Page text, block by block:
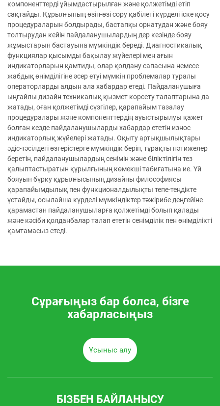
компоненттерді ұйымдастырылған және қолжетімді етіп
сақтайды. Құрылғының өзін-өзі сору қабілеті күрделі іске қосу
процедураларын болдырады, бастапқы орнатудан және бояу
толтырудан кейін пайдаланушылардың дер кезінде бояу
жұмыстарын бастауына мүмкіндік береді. Диагностикалық
функциялар қысымды бақылау жүйелері мен ағын
индикаторларын қамтиды, олар қолдану сапасына немесе
жабдық өнімділігіне әсер етуі мүмкін проблемалар туралы
операторларды алдын ала хабардар етеді. Пайдаланушыға
ыңғайлы дизайн техникалық қызмет көрсету талаптарына да
жатады, оған қолжетімді сүзгілер, қарапайым тазалау
процедуралары және компоненттердің ауыстырылуы қажет
болған кезде пайдаланушыларды хабардар ететін износ
индикаторлық жүйелері жатады. Оқыту артықшылықтары
әдіс-тәсілдегі өзгерістерге мүмкіндік беріп, тұрақты нәтижелер
беретін, пайдаланушылардың сенімін және біліктілігін тез
қалыптастыратын құрылғының көмекші табиғатына ие. Үй
бояуын бүрку құрылғысының дизайны философиясы
қарапайымдылық пен функционалдылықты тепе-теңдікте
ұстайды, осылайша күрделі мүмкіндіктер тәжірибе деңгейіне
қарамастан пайдаланушыларға қолжетімді болып қалады
және кәсіби қолданбалар талап ететін сенімділік пен өнімділікті
қамтамасыз етеді.
Сұрағыңыз бар болса, бізге
хабарласыңыз
Ұсыныс алу
БІЗБЕН БАЙЛАНЫСУ